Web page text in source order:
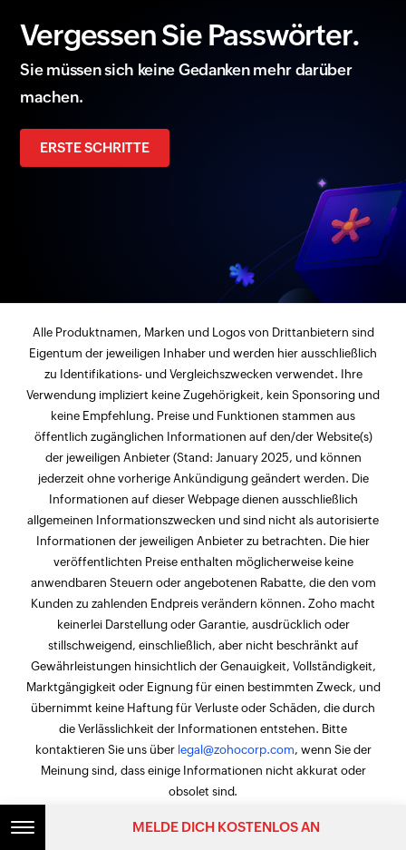
Vergessen Sie Passwörter.
Sie müssen sich keine Gedanken mehr darüber
machen.
ERSTE SCHRITTE
Alle Produktnamen, Marken und Logos von Drittanbietern sind
Eigentum der jeweiligen Inhaber und werden hier ausschließlich
zu Identifikations- und Vergleichszwecken verwendet. Ihre
Verwendung impliziert keine Zugehörigkeit, kein Sponsoring und
keine Empfehlung. Preise und Funktionen stammen aus
öffentlich zugänglichen Informationen auf den/der Website(s)
der jeweiligen Anbieter (Stand: January 2025, und können
jederzeit ohne vorherige Ankündigung geändert werden. Die
Informationen auf dieser Webpage dienen ausschließlich
allgemeinen Informationszwecken und sind nicht als autorisierte
Informationen der jeweiligen Anbieter zu betrachten. Die hier
veröffentlichten Preise enthalten möglicherweise keine
anwendbaren Steuern oder angebotenen Rabatte, die den vom
Kunden zu zahlenden Endpreis verändern können. Zoho macht
keinerlei Darstellung oder Garantie, ausdrücklich oder
stillschweigend, einschließlich, aber nicht beschränkt auf
Gewährleistungen hinsichtlich der Genauigkeit, Vollständigkeit,
Marktgängigkeit oder Eignung für einen bestimmten Zweck, und
übernimmt keine Haftung für Verluste oder Schäden, die durch
die Verlässlichkeit der Informationen entstehen. Bitte
kontaktieren Sie uns über legal@zohocorp.com, wenn Sie der
Meinung sind, dass einige Informationen nicht akkurat oder
obsolet sind.
MELDE DICH KOSTENLOS AN